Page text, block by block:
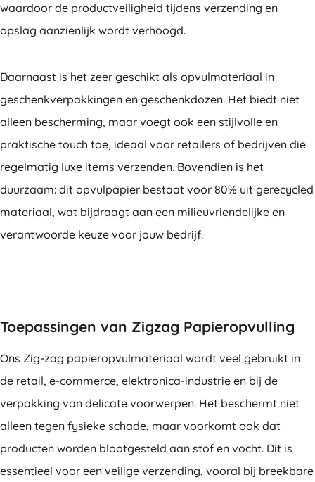
waardoor de productveiligheid tijdens verzending en
opslag aanzienlijk wordt verhoogd.
Daarnaast is het zeer geschikt als opvulmateriaal in
geschenkverpakkingen en geschenkdozen. Het biedt niet
alleen bescherming, maar voegt ook een stijlvolle en
praktische touch toe, ideaal voor retailers of bedrijven die
regelmatig luxe items verzenden. Bovendien is het
duurzaam: dit opvulpapier bestaat voor 80% uit gerecycled
materiaal, wat bijdraagt aan een milieuvriendelijke en
verantwoorde keuze voor jouw bedrijf.
Toepassingen van Zigzag Papieropvulling
Ons Zig-zag papieropvulmateriaal wordt veel gebruikt in
de retail, e-commerce, elektronica-industrie en bij de
verpakking van delicate voorwerpen. Het beschermt niet
alleen tegen fysieke schade, maar voorkomt ook dat
producten worden blootgesteld aan stof en vocht. Dit is
essentieel voor een veilige verzending, vooral bij breekbare